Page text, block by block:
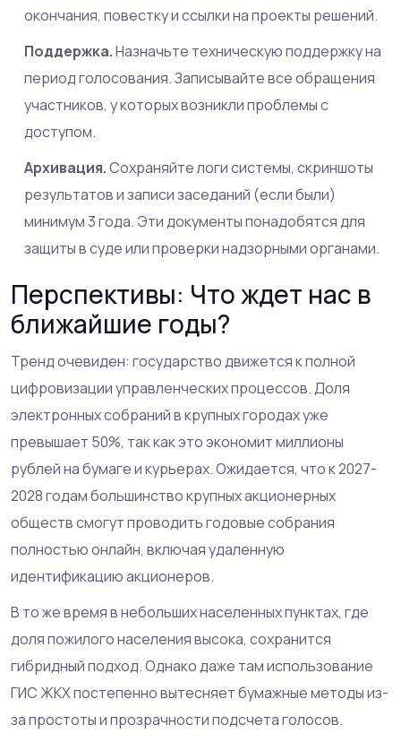
окончания, повестку и ссылки на проекты решений.
Поддержка.Назначьте техническую поддержку на
период голосования. Записывайте все обращения
участников, у которых возникли проблемы с
доступом.
Архивация.Сохраняйте логи системы, скриншоты
результатов и записи заседаний (если были)
минимум 3 года. Эти документы понадобятся для
защиты в суде или проверки надзорными органами.
Перспективы: Что ждет нас в
ближайшие годы?
Тренд очевиден: государство движется к полной
цифровизации управленческих процессов. Доля
электронных собраний в крупных городах уже
превышает 50%, так как это экономит миллионы
рублей на бумаге и курьерах. Ожидается, что к 2027-
2028 годам большинство крупных акционерных
обществ смогут проводить годовые собрания
полностью онлайн, включая удаленную
идентификацию акционеров.
В то же время в небольших населенных пунктах, где
доля пожилого населения высока, сохранится
гибридный подход. Однако даже там использование
ГИС ЖКХ постепенно вытесняет бумажные методы из-
за простоты и прозрачности подсчета голосов.